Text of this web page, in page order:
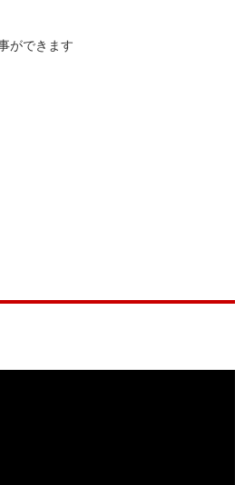
ができます